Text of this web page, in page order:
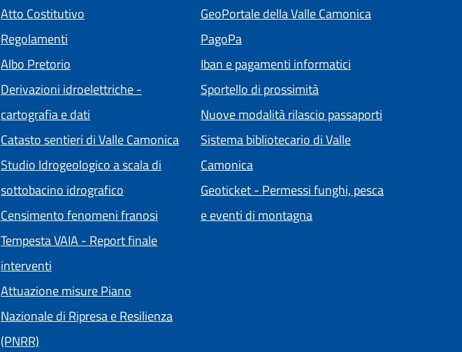
Atto Costitutivo (apre in un'altra scheda).
Regolamenti
Albo Pretorio
Derivazioni idroelettriche -
cartografia e dati
Catasto sentieri di Valle Camonica
Studio Idrogeologico a scala di
sottobacino idrografico
Censimento fenomeni franosi
Tempesta VAIA - Report finale
interventi
Attuazione misure Piano
Nazionale di Ripresa e Resilienza
(PNRR)
GeoPortale della Valle Camonica
PagoPa
Iban e pagamenti informatici
Sportello di prossimità
Nuove modalità rilascio passaporti
Sistema bibliotecario di Valle
Camonica
Geoticket - Permessi funghi, pesca
e eventi di montagna